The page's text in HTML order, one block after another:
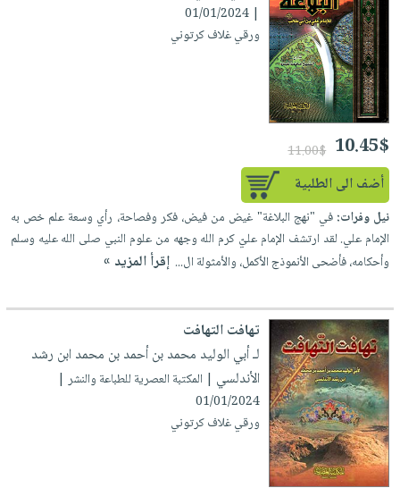
| 01/01/2024
ورقي غلاف كرتوني
10.45$
11.00$
أضف الى الطلبية
نيل وفرات:في "نهج البلاغة" غيض من فيض، فكر وفصاحة، رأي وسعة علم خص به
الإمام علي. لقد ارتشف الإمام عليّ كرم الله وجهه من علوم النبي صلى الله عليه وسلم
وأحكامه، فأضحى الأنموذج الأكمل، والأمثولة ال... إقرأ المزيد »
تهافت التهافت
لـ أبي الوليد محمد بن أحمد بن محمد ابن رشد
الأندلسي | المكتبة العصرية للطباعة والنشر |
01/01/2024
ورقي غلاف كرتوني